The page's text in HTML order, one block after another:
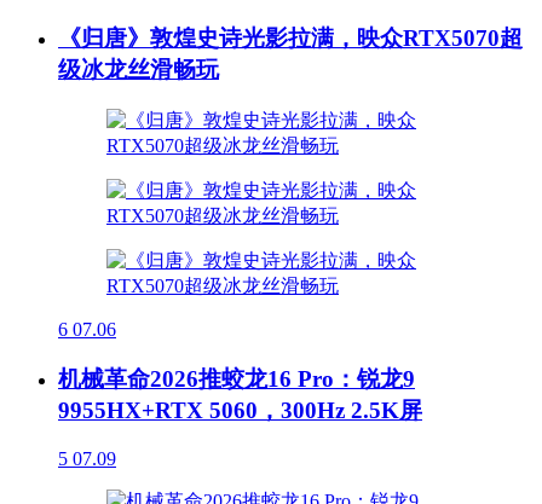
《归唐》敦煌史诗光影拉满，映众RTX5070超
级冰龙丝滑畅玩
6 07.06
机械革命2026推蛟龙16 Pro：锐龙9
9955HX+RTX 5060，300Hz 2.5K屏
5 07.09